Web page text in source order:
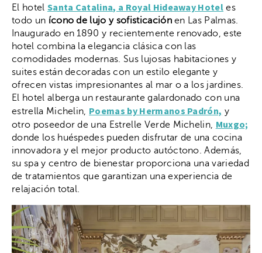
El hotel Santa Catalina, a Royal Hideaway Hotel es
todo un ícono de lujo y sofisticaciónen Las Palmas.
Inaugurado en 1890 y recientemente renovado, este
hotel combina la elegancia clásica con las
comodidades modernas. Sus lujosas habitaciones y
suites están decoradas con un estilo elegante y
ofrecen vistas impresionantes al mar o a los jardines.
El hotel alberga un restaurante galardonado con una
estrella Michelin, Poemas by Hermanos Padrón, y
otro poseedor de una Estrelle Verde Michelin, Muxgo;
donde los huéspedes pueden disfrutar de una cocina
innovadora y el mejor producto autóctono. Además,
su spa y centro de bienestar proporciona una variedad
de tratamientos que garantizan una experiencia de
relajación total.